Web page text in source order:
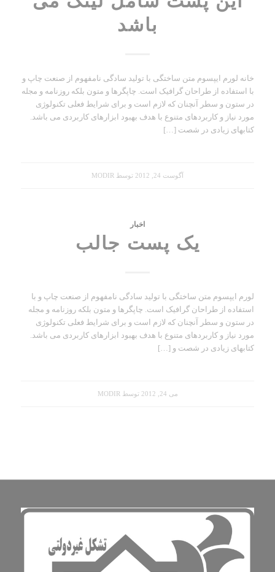
باشد
خانه لورم ایپسوم متن ساختگی با تولید سادگی نامفهوم از صنعت چاپ و
با استفاده از طراحان گرافیک است. چاپگرها و متون بلکه روزنامه و مجله
در ستون و سطر آنچنان که لازم است و برای شرایط فعلی تکنولوژی
مورد نیاز و کاربردهای متنوع با هدف بهبود ابزارهای کاربردی می باشد.
کتابهای زیادی در شصت […]
آگوست 24, 2012 توسط MODIR
اخبار
یک پست جالب
لورم ایپسوم متن ساختگی با تولید سادگی نامفهوم از صنعت چاپ و با
استفاده از طراحان گرافیک است. چاپگرها و متون بلکه روزنامه و مجله
در ستون و سطر آنچنان که لازم است و برای شرایط فعلی تکنولوژی
مورد نیاز و کاربردهای متنوع با هدف بهبود ابزارهای کاربردی می باشد.
کتابهای زیادی در شصت و […]
می 24, 2012 توسط MODIR